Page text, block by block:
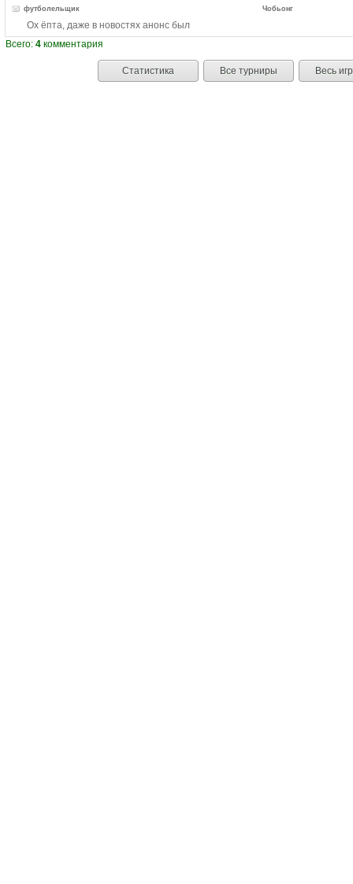
футболельщик Чобьонг
Ох ёпта, даже в новостях анонс был
Всего: 4 комментария
Статистика Все турниры Весь